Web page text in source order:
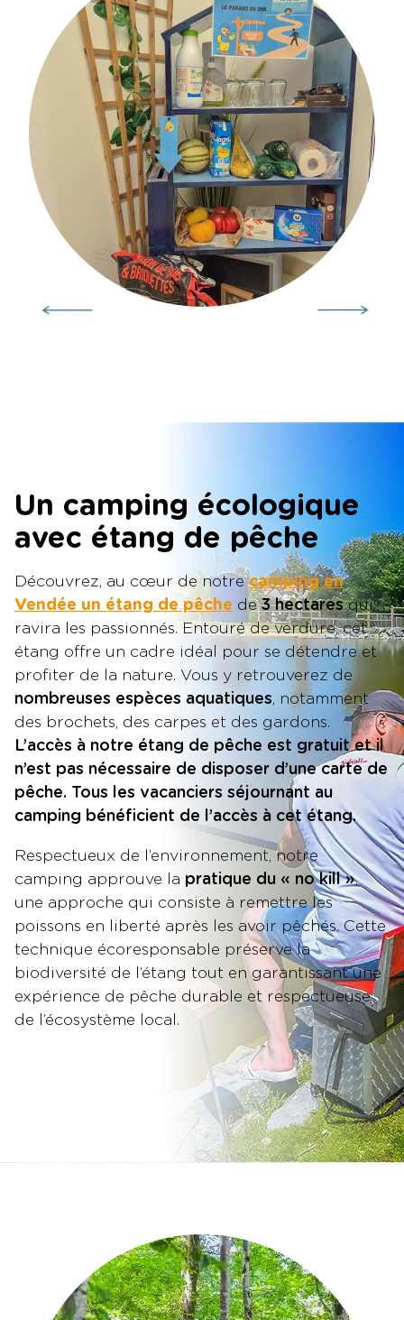
Un camping écologique
avec étang de pêche
Découvrez, au cœur de notrecamping en
Vendée un étang de pêche de3 hectaresqui
ravira les passionnés. Entouré de verdure, cet
étang offre un cadre idéal pour se détendre et
profiter de la nature. Vous y retrouverez de
nombreuses espèces aquatiques, notamment
des brochets, des carpes et des gardons.
L’accès à notre étang de pêche est gratuit et il
n’est pas nécessaire de disposer d’une carte de
pêche. Tous les vacanciers séjournant au
camping bénéficient de l’accès à cet étang.
Respectueux de l’environnement, notre
camping approuve la pratique du « no kill »,
une approche qui consiste à remettre les
poissons en liberté après les avoir pêchés. Cette
technique écoresponsable préserve la
biodiversité de l’étang tout en garantissant une
expérience de pêche durable et respectueuse
de l’écosystème local.